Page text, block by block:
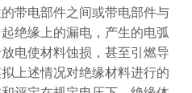
带电部件之间或带电部件与
绝缘上的漏电 ， 产生的电弧
电使材料蚀损，甚至引燃导
上述情况对绝缘材料进行的